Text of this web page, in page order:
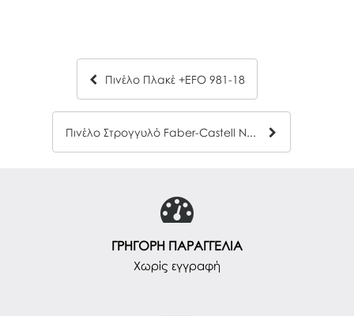
Πινέλο Πλακέ +EFO 981-18
Πινέλο Στρογγυλό Faber-Castell No 2
ΓΡΗΓΟΡΗ ΠΑΡΑΓΓΕΛΙΑ
Χωρίς εγγραφή